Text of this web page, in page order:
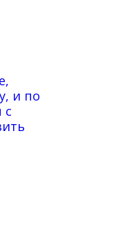
и по
с